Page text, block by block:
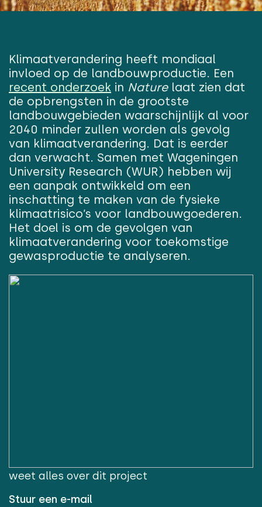
Klimaatverandering heeft mondiaal
invloed op de landbouwproductie. Een
recent onderzoek in Nature laat zien dat
de opbrengsten in de grootste
landbouwgebieden waarschijnlijk al voor
2040 minder zullen worden als gevolg
van klimaatverandering. Dat is eerder
dan verwacht. Samen met Wageningen
University Research (WUR) hebben wij
een aanpak ontwikkeld om een
inschatting te maken van de fysieke
klimaatrisico’s voor landbouwgoederen.
Het doel is om de gevolgen van
klimaatverandering voor toekomstige
gewasproductie te analyseren.
weet alles over dit project
Stuur een e-mail